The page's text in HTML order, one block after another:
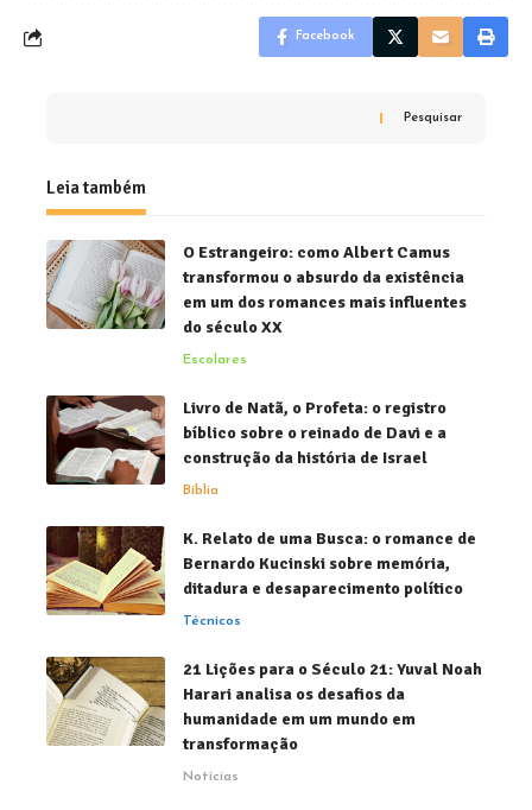
Facebook
Pesquisar
Leia também
O Estrangeiro: como Albert Camus
transformou o absurdo da existência
em um dos romances mais influentes
do século XX
Escolares
Livro de Natã, o Profeta: o registro
bíblico sobre o reinado de Davi e a
construção da história de Israel
Bíblia
K. Relato de uma Busca: o romance de
Bernardo Kucinski sobre memória,
ditadura e desaparecimento político
Técnicos
21 Lições para o Século 21: Yuval Noah
Harari analisa os desafios da
humanidade em um mundo em
transformação
Notícias